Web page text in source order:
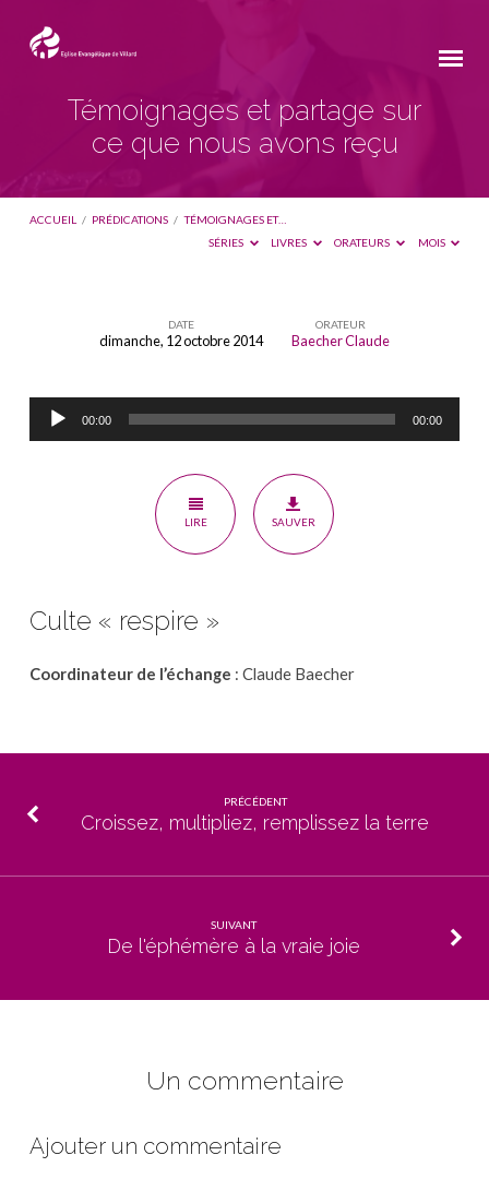
Témoignages et partage sur
ce que nous avons reçu
ACCUEIL / PRÉDICATIONS / TÉMOIGNAGES ET…
SÉRIES
LIVRES ORATEURS MOIS
Témoignages
partage
sur
DATE
dimanche, 12 octobre 2014
ORATEUR
Baecher Claude
Lecteur
audio
00:00 00:00
LIRE SAUVER
Culte « respire »
Coordinateur de l’échange : Claude Baecher
PRÉCÉDENT
Croissez, multipliez, remplissez la terre
SUIVANT
De l'éphémère à la vraie joie
Un commentaire
Ajouter un commentaire